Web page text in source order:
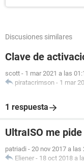
Discusiones similares
Clave de
scott - 1 mar 2021 a las
piratacrimson - 1 mar
1 respuesta
UltraISO me
patriadi - 20 nov 2017 a las
Eliener - 18 oct 2018 a